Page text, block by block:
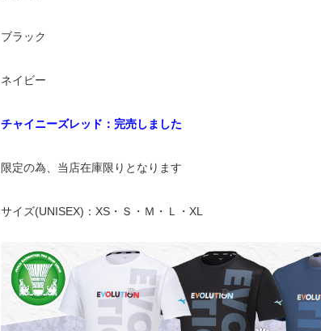
ブラック
ネイビー
チャイニーズレッド：完売しました
限定の為、当店在庫限りとなります
サイズ(UNISEX)：XS・Ｓ・Ｍ・Ｌ・XL